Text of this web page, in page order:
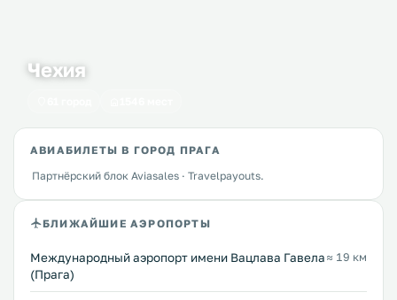
Чехия
АВИАБИЛЕТЫ В ГОРОД ПРАГА
Партнёрский блок Aviasales · Travelpayouts.
БЛИЖАЙШИЕ АЭРОПОРТЫ
Международный аэропорт имени Вацлава Гавела
(Прага)
≈ 19 км